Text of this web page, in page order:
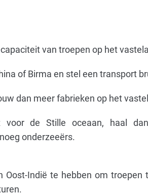
van troepen op het
of Birma en stel een transport
dan meer fabrieken op het
voor de Stille oceaan, haal
onderzeeërs.
Oost-Indië te hebben om troepen